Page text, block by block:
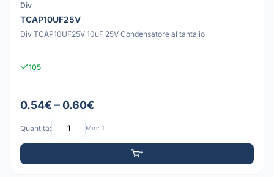
Div
TCAP10UF25V
Div TCAP10UF25V 10uF 25V Condensatore al tantalio
105
0.54€ – 0.60€
Quantità: Min: 1